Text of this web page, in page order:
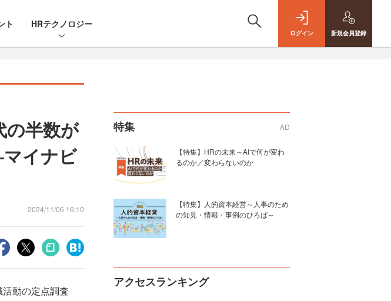
ト HRテクノロジー
ログイン 新規会員登録
の半数が
イナビ
2024/11/06 16:10
動の定点調査
特集 AD
【特集】HRの未来～AIで何が変わ
るのか／変わらないのか
【特集】人的資本経営～人事のため
の知見・情報・事例のひろば～
アクセスランキング